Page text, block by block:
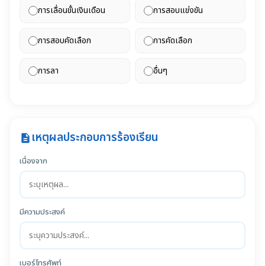
การเลื่อนขั้นเงินเดือน การสอบแข่งขัน
การสอบคัดเลือก การคัดเลือก
การลา อื่นๆ
description เหตุผลประกอบการร้องเรียน
เนื่องจาก
มีความประสงค์
เบอร์โทรศัพท์